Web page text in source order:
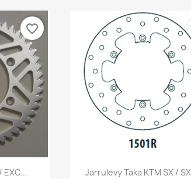
EXC...
favorite_border
Pikakatselu
Jarrulevy Taka KTM SX /